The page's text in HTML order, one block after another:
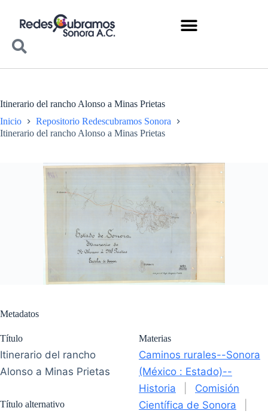
Itinerario del rancho Alonso a Minas Prietas
Inicio
Repositorio Redescubramos Sonora
Itinerario del rancho Alonso a Minas Prietas
Metadatos
Título
Itinerario del rancho
Alonso a Minas Prietas
Título alternativo
Materias
Caminos rurales--Sonora
(México : Estado)--
Historia
Comisión
Científica de Sonora